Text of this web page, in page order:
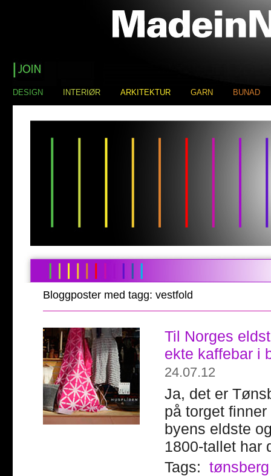
DESIGN INTERIØR ARKITEKTUR GARN BUNAD
Bloggposter med tagg: vestfold
Til Norges
ekte kaffebar i
24.07.12
Ja, det er
på torget
byens eldste
1800-tallet har
Tags: tønsberg